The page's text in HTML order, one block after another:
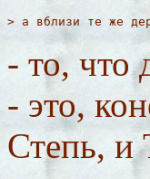
> а вблизи те же
- то, что
- это,
Степь, и